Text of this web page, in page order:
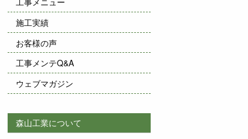
施工実績
お客様の声
工事メンテQ&A
ウェブマガジン
森山工業について